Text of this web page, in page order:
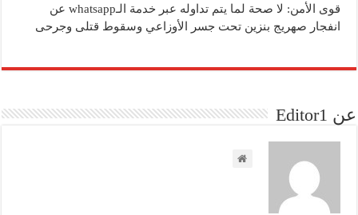
قوى الأمن: لا صحة لما يتم تداوله عبر خدمة الـwhatsapp عن
انفجار صهريج بنزين تحت جسر الأوزاعي وسقوط قتلى وجرحى
عن Editor1